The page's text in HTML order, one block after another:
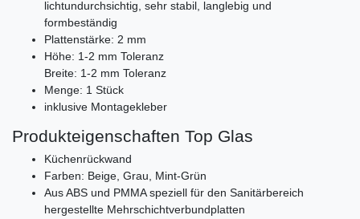
lichtundurchsichtig, sehr stabil, langlebig und
formbeständig
Plattenstärke: 2 mm
Höhe: 1-2 mm Toleranz
Breite: 1-2 mm Toleranz
Menge: 1 Stück
inklusive Montagekleber
Produkteigenschaften Top Glas
Küchenrückwand
Farben: Beige, Grau, Mint-Grün
Aus ABS und PMMA speziell für den Sanitärbereich
hergestellte Mehrschichtverbundplatten